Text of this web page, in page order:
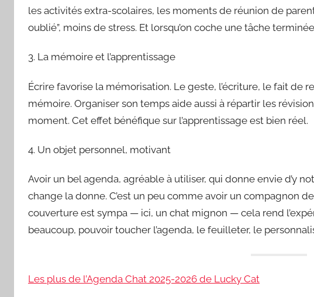
les activités extra-scolaires, les moments de réunion de
oublié”, moins de stress. Et lorsqu’on coche une tâche
3. La mémoire et l’apprentissage
Écrire favorise la mémorisation. Le geste, l’écriture, le fait de
mémoire. Organiser son temps aide aussi à répartir les
moment. Cet effet bénéfique sur l’apprentissage est bien réel.
4. Un objet personnel, motivant
Avoir un bel agenda, agréable à utiliser, qui donne envie d’y
change la donne. C’est un peu comme avoir un compagnon
couverture est sympa — ici, un chat mignon — cela rend
beaucoup, pouvoir toucher l’agenda, le feuilleter, le
Les plus de l’Agenda Chat 2025-2026 de Lucky Cat